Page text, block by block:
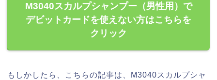
M3040スカルプシャンプー（男性用）で
デビットカードを使えない方はこちらを
クリック
もしかしたら、こちらの記事は、M3040スカルプシャ